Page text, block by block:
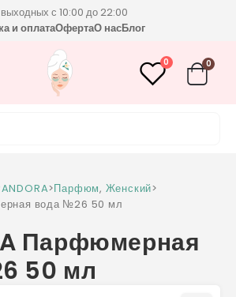
с 10:00 до 22:00
и оплатаОфертаО насБлог
0 0
>Парфюм, Женский>
PANDORA Парфюмерная вода №26 50 мл
Парфюмерная
50 мл